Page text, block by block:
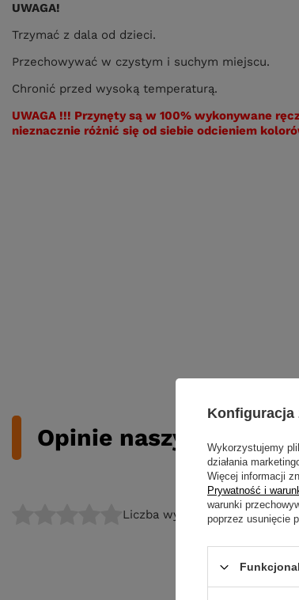
UWAGA!
Trzymać z dala od dzieci.
Przechowywać w czystym i suchym miejscu.
Chronić przed wysoką temperaturą.
UWAGA !!! Przynęty są w 100% wykonywane
nieznacznie różnić się od siebie odcieniem
Opinie naszych
Liczba wystawionych opinii: 0
Konfiguracja
Wykorzystujemy
działania
Więcej informacji
Prywatność i
warunki
poprzez usunięcie